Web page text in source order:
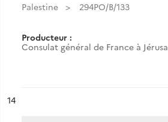
Palestine
294PO/B/133
Producteur :
Consulat général de France à
n°
14